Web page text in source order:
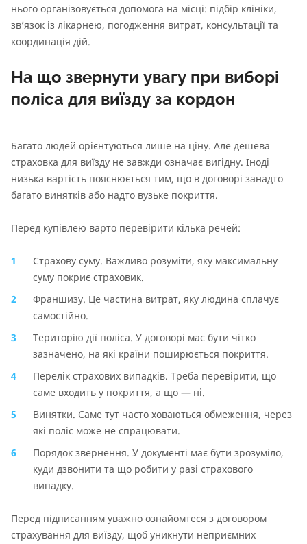
нього організовується допомога на місці: підбір клініки,
зв’язок із лікарнею, погодження витрат, консультації та
координація дій.
На що звернути увагу при виборі
поліса для виїзду за кордон
Багато людей орієнтуються лише на ціну. Але дешева
страховка для виїзду не завжди означає вигідну. Іноді
низька вартість пояснюється тим, що в договорі занадто
багато винятків або надто вузьке покриття.
Перед купівлею варто перевірити кілька речей:
Страхову суму. Важливо розуміти, яку максимальну
суму покриє страховик.
Франшизу. Це частина витрат, яку людина сплачує
самостійно.
Територію дії поліса. У договорі має бути чітко
зазначено, на які країни поширюється покриття.
Перелік страхових випадків. Треба перевірити, що
саме входить у покриття, а що — ні.
Винятки. Саме тут часто ховаються обмеження, через
які поліс може не спрацювати.
Порядок звернення. У документі має бути зрозуміло,
куди дзвонити та що робити у разі страхового
випадку.
Перед підписанням уважно ознайомтеся з договором
страхування для виїзду, щоб уникнути неприємних